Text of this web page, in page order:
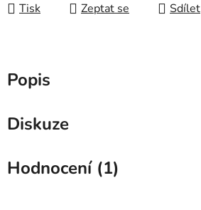
Tisk Zeptat se Sdílet
Popis
Diskuze
Hodnocení (1)